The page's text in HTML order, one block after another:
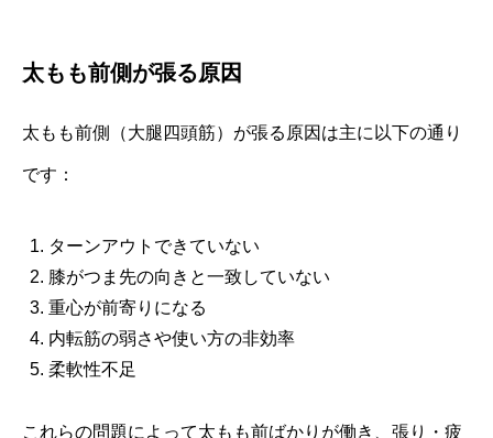
太もも前側が張る原因
太もも前側（大腿四頭筋）が張る原因は主に以下の通り
です：
ターンアウトできていない
膝がつま先の向きと一致していない
重心が前寄りになる
内転筋の弱さや使い方の非効率
柔軟性不足
これらの問題によって太もも前ばかりが働き、張り・疲